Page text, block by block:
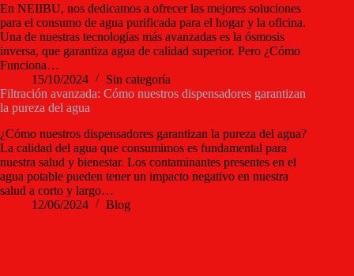
En NEIIBU, nos dedicamos a ofrecer las mejores soluciones
para el consumo de agua purificada para el hogar y la oficina.
Una de nuestras tecnologías más avanzadas es la ósmosis
inversa, que garantiza agua de calidad superior. Pero ¿Cómo
Funciona…
15/10/2024
Sin categoría
Filtración avanzada: Cómo nuestros dispensadores garantizan
la pureza del agua
¿Cómo nuestros dispensadores garantizan la pureza del agua?
La calidad del agua que consumimos es fundamental para
nuestra salud y bienestar. Los contaminantes presentes en el
agua potable pueden tener un impacto negativo en nuestra
salud a corto y largo…
12/06/2024
Blog